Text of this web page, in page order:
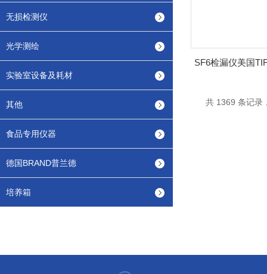
无损检测仪
光学测绘
实验室设备及耗材
其他
食品专用仪器
德国BRAND普兰德
培养箱
共 1369 条记